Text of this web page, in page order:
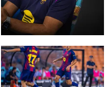
FC Barcelona club badge